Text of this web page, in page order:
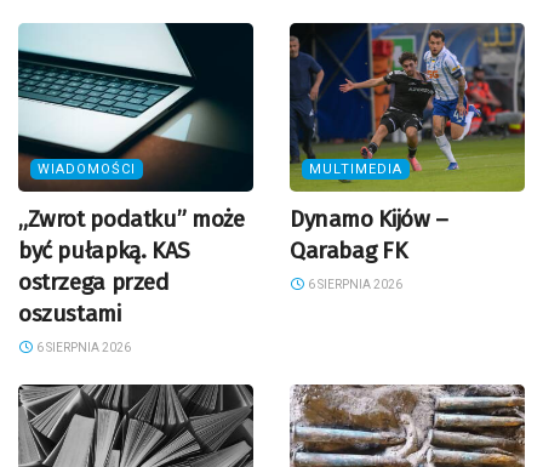
WIADOMOŚCI
„Zwrot podatku” może
być pułapką. KAS
ostrzega przed
oszustami
6 SIERPNIA 2026
MULTIMEDIA
Dynamo Kijów –
Qarabag FK
6 SIERPNIA 2026